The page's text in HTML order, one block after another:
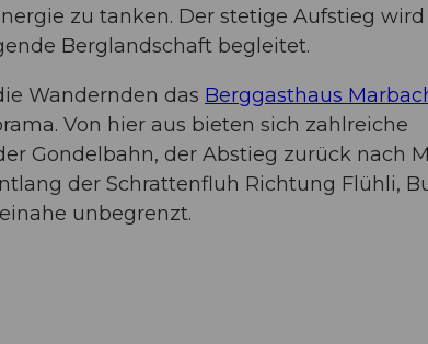
zu tanken. Der stetige Aufstieg
Berglandschaft begleitet.
Wandernden das Berggasthaus
Von hier aus bieten sich zahlreiche
Gondelbahn, der Abstieg zurück nach
der Schrattenfluh Richtung Flühli,
unbegrenzt.